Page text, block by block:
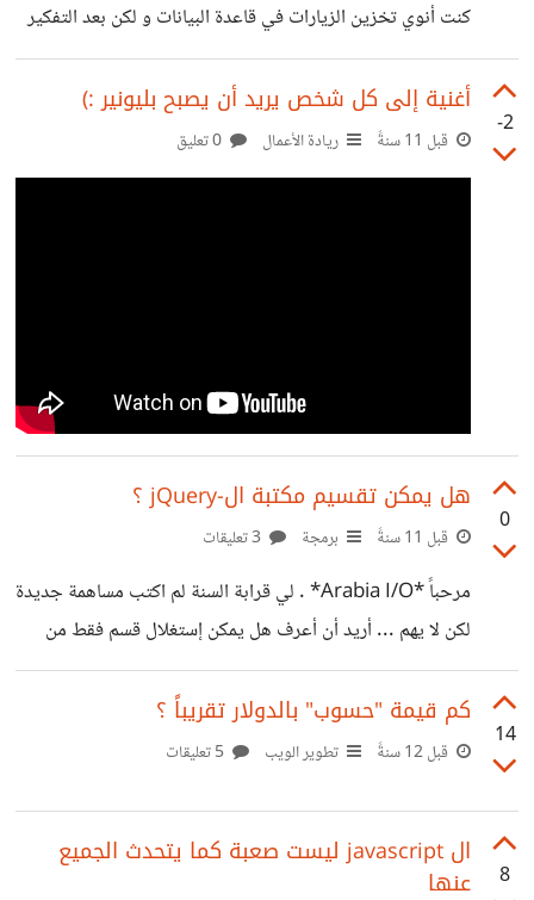
كنت أنوي تخزين الزيارات في قاعدة البيانات و لكن بعد التفكير
المطول تأكدت أنها ستبطئ القاعدة كثيرا ... هل من حل أخر ؟
لدي فكرة أخرى و أريد أن أستشيركم عنها ... الفكرة : تخزين
الزيارات على هذا الشكل في الحقل الخاص بالمحتوي
visitor،visitor،visitor،visitor،visitor، هل ستنفع ؟
-2
أغنية إلى كل شخص يريد أن يصبح بليونير :)
قبل 11 سنةً ريادة الأعمال
0
هل يمكن تقسيم مكتبة ال-jQuery ؟
قبل 11 سنةً برمجة
مرحباً *Arabia I/O* . لي قرابة السنة لم اكتب مساهمة جديدة
لكن لا يهم ... أريد أن أعرف هل يمكن إستغلال قسم فقط من
مكتبة الjQuery ؟ مثلاً أنا أريد إستخدام دالة fadeIn و بعض
الدالات البسيطة وليس كل المكتبة ... هل يمكن تقسيمها؟
14
كم قيمة "حسوب" بالدولار تقريباً ؟
قبل 12 سنةً تطوير الويب
8
ال javascript ليست صعبة كما يتحدث الجميع
عنها